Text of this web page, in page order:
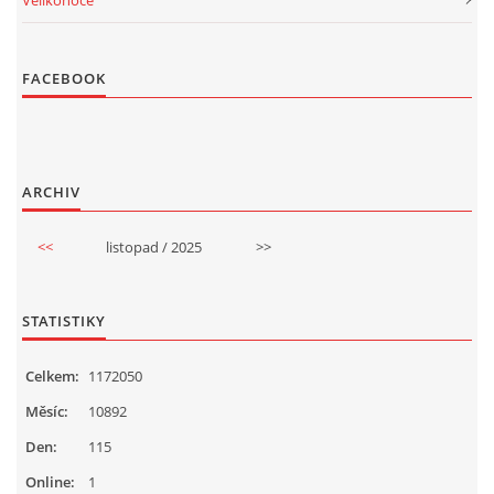
FACEBOOK
ARCHIV
<< listopad / 2025 >>
STATISTIKY
Online: 1
Celkem: 1172050
Měsíc:
10892
Den:
115